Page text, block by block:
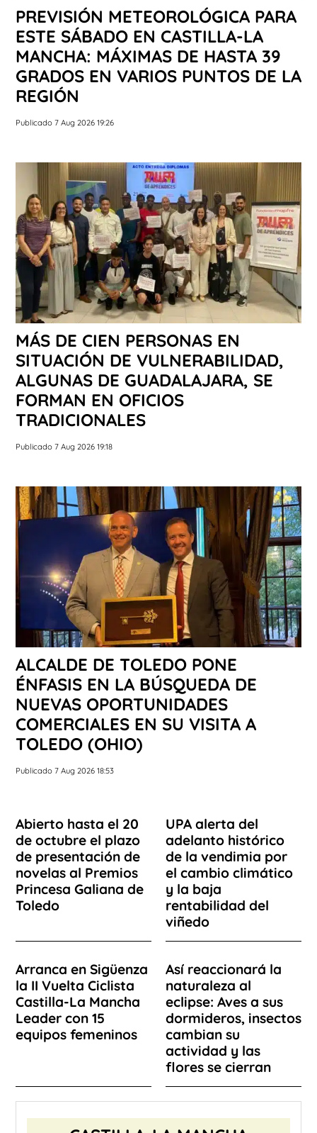
PREVISIÓN METEOROLÓGICA PARA
ESTE SÁBADO EN CASTILLA-LA
MANCHA: MÁXIMAS DE HASTA 39
GRADOS EN VARIOS PUNTOS DE LA
REGIÓN
Publicado 7 Aug 2026 19:26
MÁS DE CIEN PERSONAS EN
SITUACIÓN DE VULNERABILIDAD,
ALGUNAS DE GUADALAJARA, SE
FORMAN EN OFICIOS
TRADICIONALES
Publicado 7 Aug 2026 19:18
ALCALDE DE TOLEDO PONE
ÉNFASIS EN LA BÚSQUEDA DE
NUEVAS OPORTUNIDADES
COMERCIALES EN SU VISITA A
TOLEDO (OHIO)
Publicado 7 Aug 2026 18:53
Abierto hasta el 20
de octubre el plazo
de presentación de
novelas al Premios
Princesa Galiana de
Toledo
UPA alerta del
adelanto histórico
de la vendimia por
el cambio climático
y la baja
rentabilidad del
viñedo
Arranca en Sigüenza
la II Vuelta Ciclista
Castilla-La Mancha
Leader con 15
equipos femeninos
Así reaccionará la
naturaleza al
eclipse: Aves a sus
dormideros, insectos
cambian su
actividad y las
flores se cierran